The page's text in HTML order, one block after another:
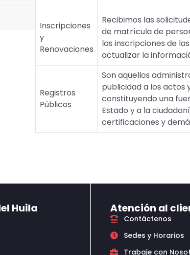
Inscripciones
y
Renovaciones
Recibimos las
de matrícula de
las inscripciones de
actualizar la
Registros
Públicos
Son aquellos
publicidad a los actos
constituyendo una
Estado y a la
certificaciones y
Huila Atención al
Contáctenos
Sedes y Horarios
Trabaje con